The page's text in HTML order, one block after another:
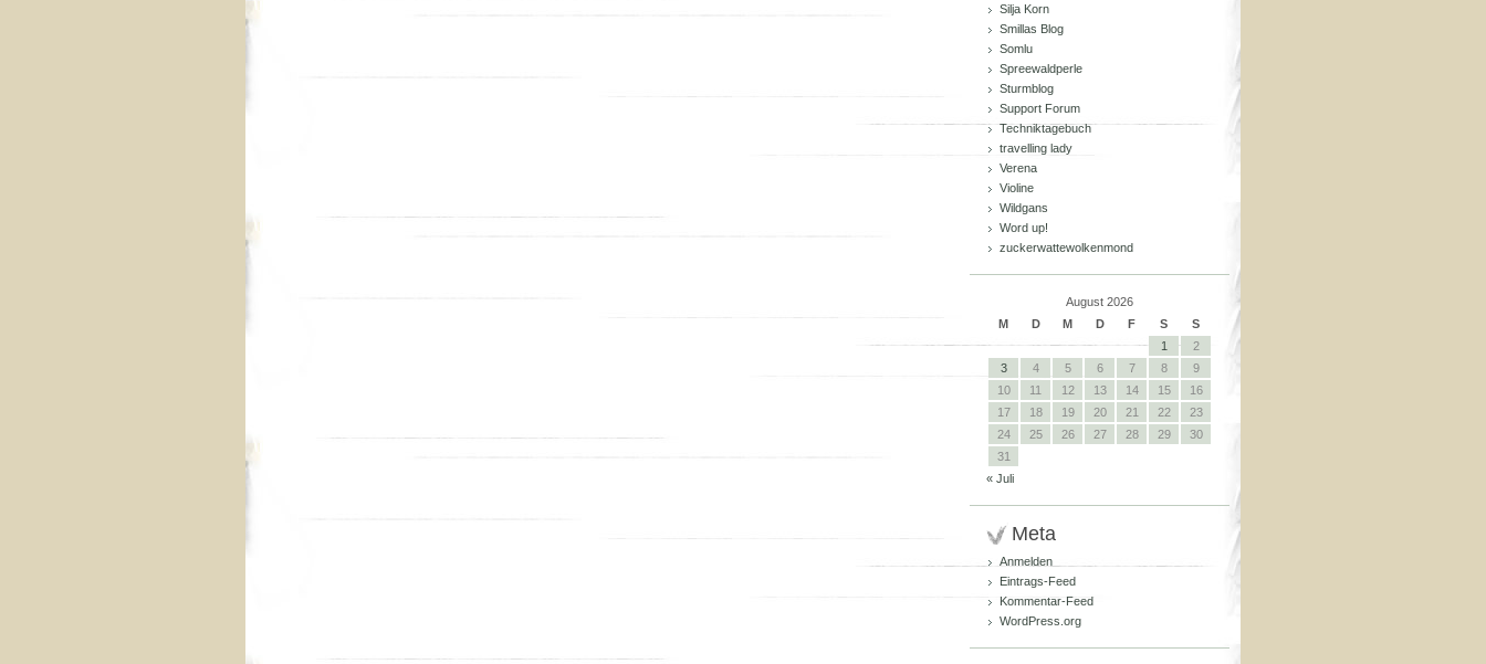
Silja Korn
Smillas Blog
Somlu
Spreewaldperle
Sturmblog
Support Forum
Techniktagebuch
travelling lady
Verena
Violine
Wildgans
Word up!
zuckerwattewolkenmond
August 2026
M
D M D F S
S
1
2
3
4 5 6 7 8
9
10
11 12 13 14 15
16
17
18 19 20 21 22
23
24
25 26 27 28 29
30
31
« Juli
Meta
Anmelden
Eintrags-Feed
Kommentar-Feed
WordPress.org